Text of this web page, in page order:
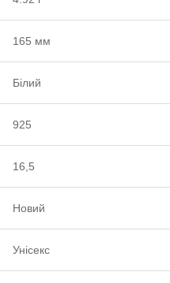
165 мм
Білий
925
16,5
Новий
Унісекс